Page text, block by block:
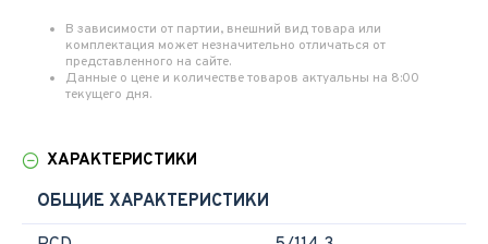
В зависимости от партии, внешний вид товара или
комплектация может незначительно отличаться от
представленного на сайте.
Данные о цене и количестве товаров актуальны на 8:00
текущего дня.
ХАРАКТЕРИСТИКИ
ОБЩИЕ ХАРАКТЕРИСТИКИ